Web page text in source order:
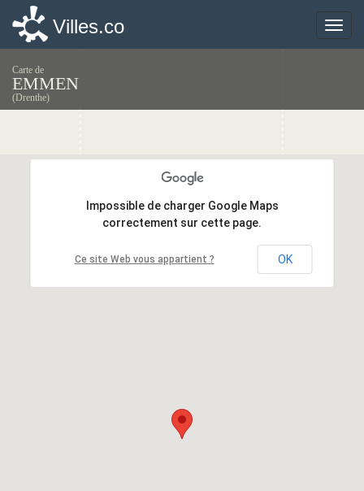
Toggle
Villes.co
Carte de
EMMEN
(Drenthe)
Impossible de charger Google Maps
correctement sur cette page.
Ce site Web vous appartient ? OK
Impossible de charger Google Maps
correctement sur cette page.
Ce site Web vous appartient ? OK
Toggle
Villes.co